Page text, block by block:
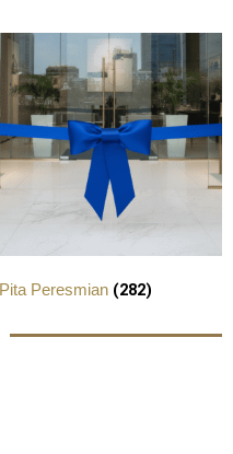
Pita Peresmian (282)